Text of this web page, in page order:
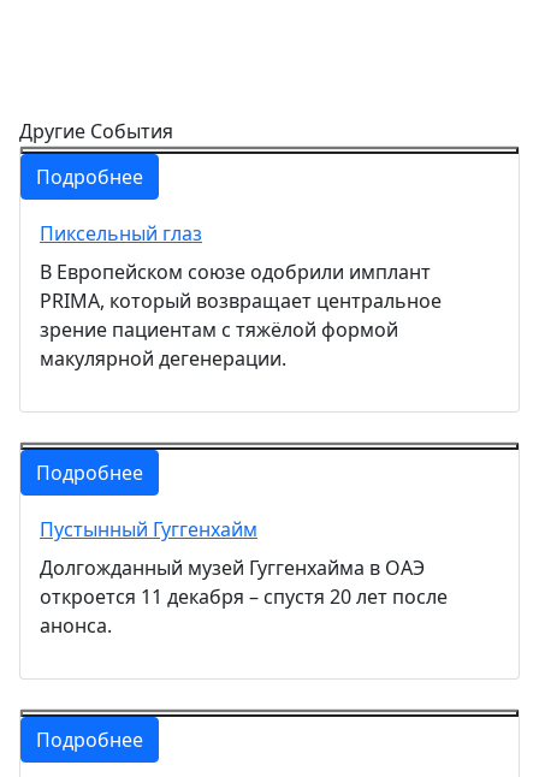
Другие События
Подробнее
Пиксельный глаз
В Европейском союзе одобрили имплант
PRIMA, который возвращает центральное
зрение пациентам с тяжёлой формой
макулярной дегенерации.
Подробнее
Пустынный Гуггенхайм
Долгожданный музей Гуггенхайма в ОАЭ
откроется 11 декабря – спустя 20 лет после
анонса.
Подробнее